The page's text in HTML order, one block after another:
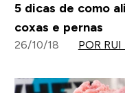
5 dicas de como
coxas e pernas
26/10/18 POR RUI